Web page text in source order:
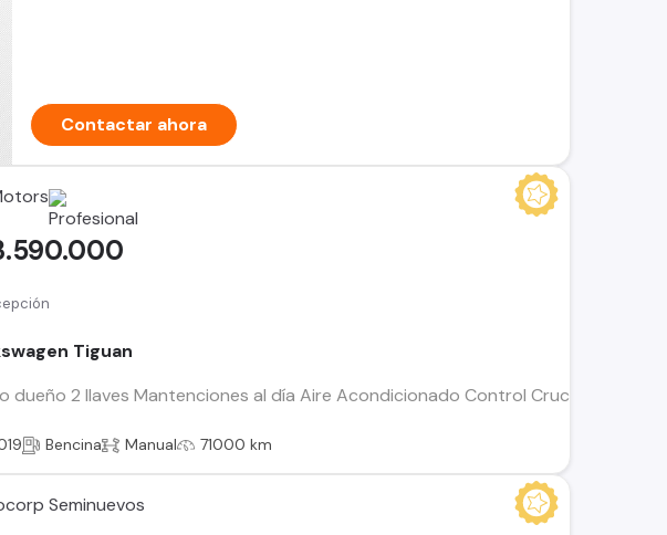
Contactar ahora
Tiguan
dueño 2 llaves Mantenciones al día Aire Acondicionado Control Crucero
Bencina Manual 71000 km
Seminuevos